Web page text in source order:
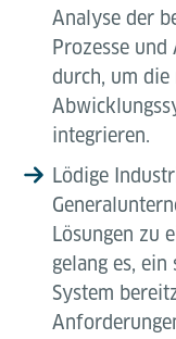
Analyse der
Prozesse
durch, um die
integrieren.
Lödige
Lösungen zu
gelang es,
System